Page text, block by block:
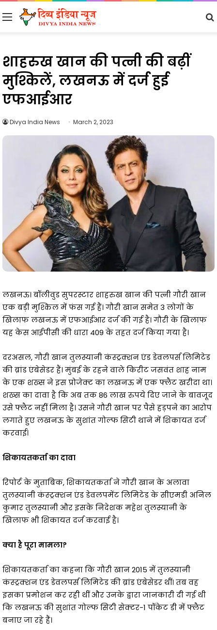
Menu
शाहरुख खान की पत्नी की बढ़ीं
मुश्किलें, लखनऊ में दर्ज हुई
एफआईआर
Divya India News March 2, 2023
लखनऊ। बॉलीवुड सुपरस्टार शाहरुख खान की पत्नी गौरी खान
एक बड़ी मुश्किल में फंस गई हैं। गौरी खान समेत 3 लोगों के
खिलाफ लखनऊ में एफआईआर दर्ज की गई है। गौरी के खिलाफ
यह केस आईपीसी की धारा 409 के तहत दर्ज किया गया है।
दरअसल, गौरी खान तुलस्यानी कंस्ट्रक्शन एंड डेवलपर्स लिमिटेड
की ब्रांड एंबेसेडर हैं। मुंबई के रहने वाले किरीट जसवंत शाह नाम
के एक शख्स ने इस प्रोजेक्ट का लखनऊ में एक फ्लैट खरीदा था।
शख्स का दावा है कि अब तक 86 लाख रुपये दिए जाने के बावजूद
उसे फ्लैट नहीं मिला है। उसने गौरी खान पर पैसे हड़पने का आरोप
लगाते हुए लखनऊ के सुशांत गोल्फ सिटी थाने में शिकायत दर्ज
करवाई।
शिकायतकर्ता का दावा
रिपोर्ट के मुताबिक, शिकायतकर्ता ने गौरी खान के अलावा
तुलस्यानी कंस्ट्रक्शन एंड डेवलपमेंट लिमिटेड के सीएमडी अनिल
कुमार तुलस्यानी और इसके निदेशक महेश तुलस्यानी के
खिलाफ भी शिकायत दर्ज करवाई है।
क्या है पूरा मामला?
शिकायतकर्ता का कहना कि गौरी खान 2015 में तुलस्यानी
कंस्ट्रक्शन एंड डेवलपर्स लिमिटेड की ब्रांड एंबेसेडर थीं। तब वह
इसका प्रमोशन कर रही थीं और उनके द्वारा जानकारी दी गई थी
कि लखनऊ की सुशांत गोल्फ सिटी सेक्टर-1 पॉकेट डी में फ्लैट
बनाए जा रहे हैं।